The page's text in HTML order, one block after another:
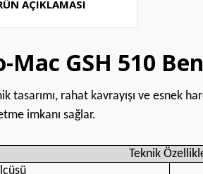
AÇIKLAMASI
Mac GSH 510
tasarımı, rahat kavrayışı ve esnek
imkanı sağlar.
Teknik